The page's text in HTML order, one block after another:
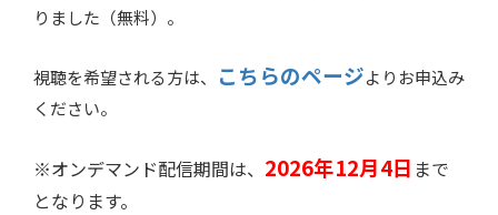
りました（無料）。
視聴を希望される方は、 こちらのページよりお申込み
ください。
※オンデマンド配信期間は、 2026年12月4日 まで
となります。